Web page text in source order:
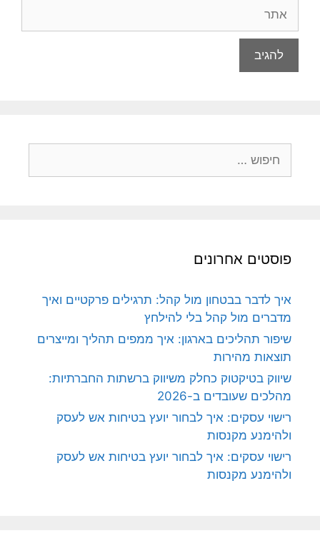
פוסטים אחרונים
איך לדבר בבטחון מול קהל: תרגילים פרקטיים ואיך
מדברים מול קהל בלי להילחץ
שיפור תהליכים בארגון: איך ממפים תהליך ומייצרים
תוצאות מהירות
שיווק בטיקטוק כחלק משיווק ברשתות החברתיות:
מהלכים שעובדים ב-2026
רישוי עסקים: איך לבחור יועץ בטיחות אש לעסק
ולהימנע מקנסות
רישוי עסקים: איך לבחור יועץ בטיחות אש לעסק
ולהימנע מקנסות